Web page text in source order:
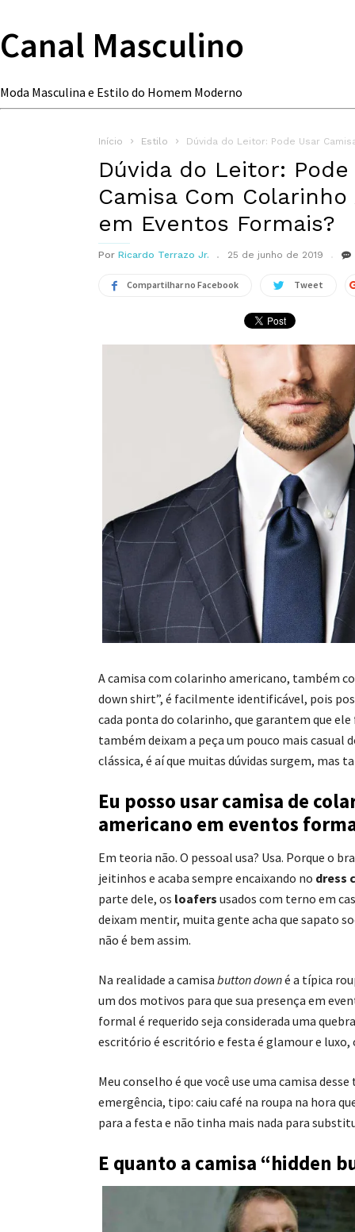
Canal Masculino
Moda Masculina e Estilo do Homem Moderno
Início Estilo Dúvida do Leitor: Pode Usar
Dúvida do Leitor: Pode
Camisa Com
em Eventos Formais?
Por Ricardo Terrazo Jr. 25 de junho de 2019
Compartilhar no Facebook Tweet
A camisa com colarinho americano, também
down shirt”, é facilmente identificável, pois
cada ponta do colarinho, que garantem que
também deixam a peça um pouco mais casual
clássica, é aí que muitas dúvidas surgem, mas
Eu posso usar camisa de
americano em eventos
Em teoria não. O pessoal usa? Usa. Porque o
jeitinhos e acaba sempre encaixando no dress
parte dele, os loafers usados com terno em
deixam mentir, muita gente acha que sapato
não é bem assim.
Na realidade a camisa button downé a típica
um dos motivos para que sua presença em
formal é requerido seja considerada uma
escritório é escritório e festa é glamour e luxo,
Meu conselho é que você use uma camisa
emergência, tipo: caiu café na roupa na hora
para a festa e não tinha mais nada para
E quanto a camisa “hidden